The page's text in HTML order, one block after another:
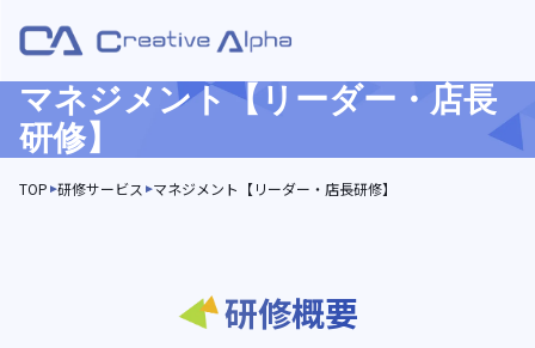
マネジメント【リーダー・店長
研修】
TOP 研修サービス マネジメント【リーダー・店長研修】
研修概要